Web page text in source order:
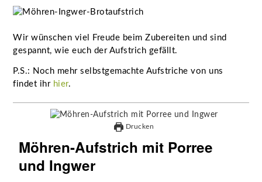
Wir wünschen viel Freude beim Zubereiten und sind
gespannt, wie euch der Aufstrich gefällt.
P.S.: Noch mehr selbstgemachte Aufstriche von uns
findet ihr hier.
Drucken
Möhren-Aufstrich mit Porree
und Ingwer